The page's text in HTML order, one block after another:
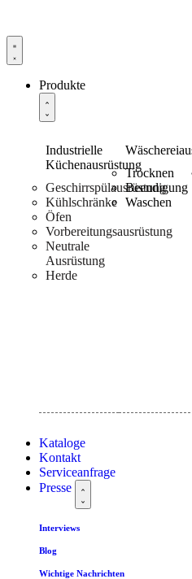
Produkte
Industrielle
Küchenausrüstung
Geschirrspülausrüstung
Kühlschränke
Öfen
Vorbereitungsausrüstung
Neutrale
Ausrüstung
Herde
Trocknen
Beendigung
Waschen
Kataloge
Kontakt
Serviceanfrage
Presse
Interviews
Blog
Wichtige Nachrichten